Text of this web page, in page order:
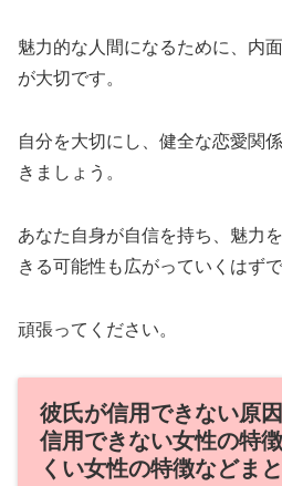
魅力的な人間になるために、内
が大切です。
自分を大切にし、健全な恋愛関
きましょう。
あなた自身が自信を持ち、魅力
きる可能性も広がっていくはずで
頑張ってください。
彼氏が信用できない原
信用できない女性の特
くい女性の特徴などま